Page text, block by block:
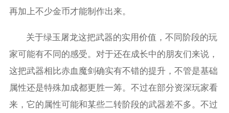
再加上不少金币才能制作出来。
关于绿玉屠龙这把武器的实用价值，不同阶段的玩
家可能有不同的感受。对于还在成长中的朋友们来说，
这把武器相比赤血魔剑确实有不错的提升，不管是基础
属性还是特殊加成都更胜一筹。不过在部分资深玩家看
来，它的属性可能和某些二转阶段的武器差不多。不过